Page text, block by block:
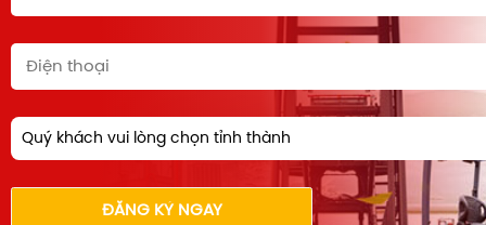
Quý khách vui lòng chọn tỉnh thành
ĐĂNG KÝ NGAY